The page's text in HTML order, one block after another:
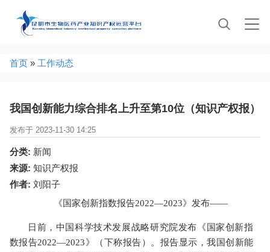
当首页 » 工作动态
我国创新能力综合排名上升至第10位（知识产权报）
发布于 2023-11-30 14:25
分类: 新闻
来源: 知识产权报
作者: 刘阳子
《国家创新指数报告2022—2023》发布——
日前，中国科学技术发展战略研究院发布《国家创新指
数报告2022—2023》（下称报告）。报告显示，我国创新能